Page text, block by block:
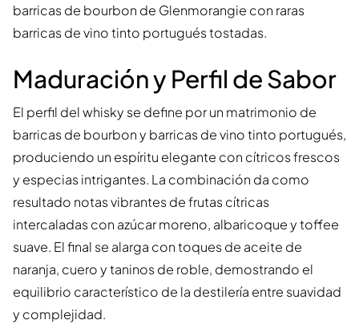
barricas de bourbon de Glenmorangie con raras
barricas de vino tinto portugués tostadas.
Maduración y Perfil de Sabor
El perfil del whisky se define por un matrimonio de
barricas de bourbon y barricas de vino tinto portugués,
produciendo un espíritu elegante con cítricos frescos
y especias intrigantes. La combinación da como
resultado notas vibrantes de frutas cítricas
intercaladas con azúcar moreno, albaricoque y toffee
suave. El final se alarga con toques de aceite de
naranja, cuero y taninos de roble, demostrando el
equilibrio característico de la destilería entre suavidad
y complejidad.